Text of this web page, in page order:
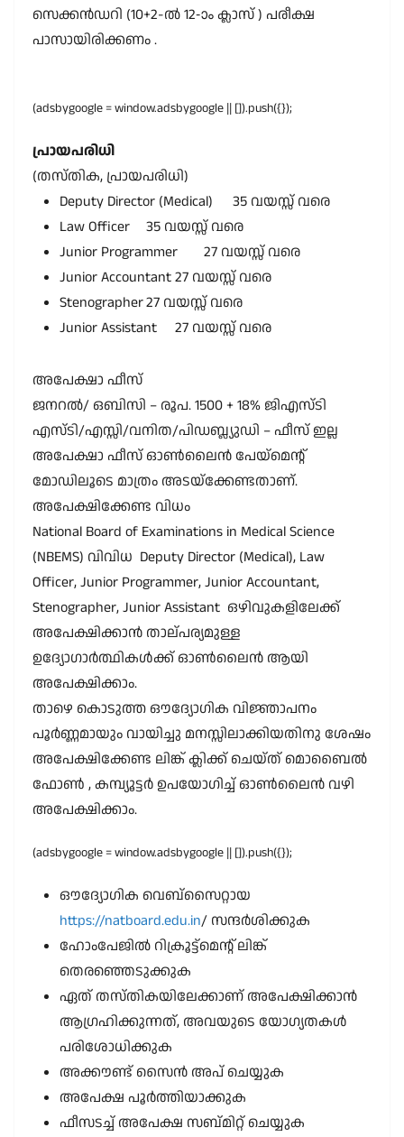
സെക്കൻഡറി (10+2-ൽ 12-ാം ക്ലാസ് ) പരീക്ഷ
പാസായിരിക്കണം .
(adsbygoogle = window.adsbygoogle || []).push({});
പ്രായപരിധി
(തസ്തിക, പ്രായപരിധി)
Deputy Director (Medical)
35 വയസ്സ് വരെ
Law Officer
35 വയസ്സ് വരെ
Junior Programmer
27 വയസ്സ് വരെ
Junior Accountant27 വയസ്സ് വരെ
Stenographer27 വയസ്സ് വരെ
Junior Assistant
27 വയസ്സ് വരെ
അപേക്ഷാ ഫീസ്
ജനറൽ/ ഒബിസി – രൂപ. 1500 + 18% ജിഎസ്ടി
എസ്ടി/എസ്സി/വനിത/പിഡബ്ല്യുഡി – ഫീസ് ഇല്ല
അപേക്ഷാ ഫീസ് ഓൺലൈൻ പേയ്മെന്റ്
മോഡിലൂടെ മാത്രം അടയ്ക്കേണ്ടതാണ്.
അപേക്ഷിക്കേണ്ട വിധം
National Board of Examinations in Medical Science
(NBEMS) വിവിധ Deputy Director (Medical), Law
Officer, Junior Programmer, Junior Accountant,
Stenographer, Junior Assistant ഒഴിവുകളിലേക്ക്
അപേക്ഷിക്കാൻ താല്പര്യമുള്ള
ഉദ്യോഗാർത്ഥികൾക്ക് ഓൺലൈൻ ആയി
അപേക്ഷിക്കാം.
താഴെ കൊടുത്ത ഔദ്യോഗിക വിജ്ഞാപനം
പൂർണ്ണമായും വായിച്ചു മനസ്സിലാക്കിയതിനു ശേഷം
അപേക്ഷിക്കേണ്ട ലിങ്ക് ക്ലിക്ക് ചെയ്ത് മൊബൈൽ
ഫോൺ , കമ്പ്യൂട്ടർ ഉപയോഗിച്ച് ഓൺലൈൻ വഴി
അപേക്ഷിക്കാം.
(adsbygoogle = window.adsbygoogle || []).push({});
ഔദ്യോഗിക വെബ്സൈറ്റായ
https://natboard.edu.in/ സന്ദർശിക്കുക
ഹോംപേജിൽ റിക്രൂട്ട്മെന്റ് ലിങ്ക്
തെരഞ്ഞെടുക്കുക
ഏത് തസ്തികയിലേക്കാണ് അപേക്ഷിക്കാൻ
ആഗ്രഹിക്കുന്നത്, അവയുടെ യോഗ്യതകൾ
പരിശോധിക്കുക
അക്കൗണ്ട് സൈൻ അപ് ചെയ്യുക
അപേക്ഷ പൂർത്തിയാക്കുക
ഫീസടച്ച് അപേക്ഷ സബ്മിറ്റ് ചെയ്യുക